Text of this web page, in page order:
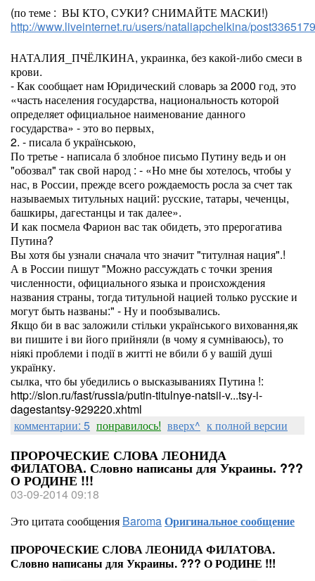
(по теме : ВЫ КТО, СУКИ? СНИМАЙТЕ МАСКИ!)
http://www.liveinternet.ru/users/nataliapchelkina/
НАТАЛИЯ_ПЧЁЛКИНА, украинка, без какой-либо смеси в
крови.
- Как сообщает нам Юридический словарь за 2000 год, это
«часть населения государства, национальность которой
определяет официальное наименование данного
государства» - это во первых,
2. - писала б українською,
По третье - написала б злобное письмо Путину ведь и он
"обозвал" так свой народ : - «Но мне бы хотелось, чтобы у
нас, в России, прежде всего рождаемость росла за счет так
называемых титульных наций: русские, татары, чеченцы,
башкиры, дагестанцы и так далее».
И как посмела Фарион вас так обидеть, это прерогатива
Путина?
Вы хотя бы узнали сначала что значит "титулная нация".!
А в России пишут "Можно рассуждать с точки зрения
численности, официального языка и происхождения
названия страны, тогда титульной нацией только русские и
могут быть названы:" - Ну и пообзывались.
Якщо би в вас заложили стільки українського виховання,як
ви пишите і ви його прийняли (в чому я сумніваюсь), то
ніякі проблеми і події в житті не вбили б у вашій душі
українку.
сылка, что бы убедились о высказываниях Путина !:
http://slon.ru/fast/russia/putin-titulnye-natsii-v...tsy-i-
dagestantsy-929220.xhtml
комментарии: 5 понравилось! вверх^ к полной версии
ПРОРОЧЕСКИЕ СЛОВА ЛЕОНИДА
ФИЛАТОВА. Словно написаны для Украины. ???
О РОДИНЕ !!!
03-09-2014 09:18
Это цитата сообщения BaromaОригинальное сообщение
ПРОРОЧЕСКИЕ СЛОВА ЛЕОНИДА ФИЛАТОВА.
Словно написаны для Украины. ??? О РОДИНЕ !!!